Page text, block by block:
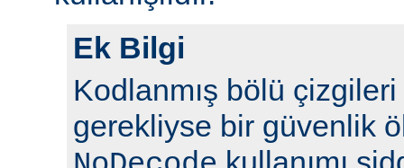
Ek Bilgi
Kodlanmış bölü
gerekliyse bir güvenlik